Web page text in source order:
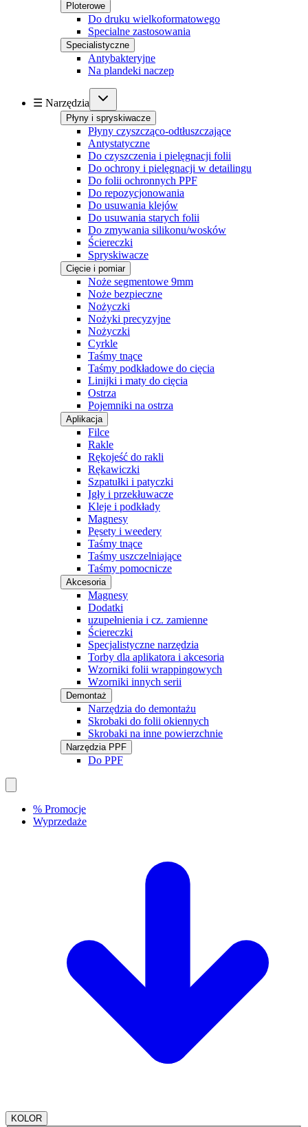
Ploterowe
Do druku wielkoformatowego
Specialne zastosowania
Specialistyczne
Antybakteryjne
Na plandeki naczep
☰ Narzędzia
Płyny i spryskiwacze
Płyny czyszcząco-odtłuszczające
Antystatyczne
Do czyszczenia i pielęgnacji folii
Do ochrony i pielęgnacji w detailingu
Do folii ochronnych PPF
Do repozycjonowania
Do usuwania klejów
Do usuwania starych folii
Do zmywania silikonu/wosków
Ściereczki
Spryskiwacze
Cięcie i pomiar
Noże segmentowe 9mm
Noże bezpieczne
Nożyczki
Nożyki precyzyjne
Nożyczki
Cyrkle
Taśmy tnące
Taśmy podkładowe do cięcia
Linijki i maty do cięcia
Ostrza
Pojemniki na ostrza
Aplikacja
Filce
Rakle
Rękojeść do rakli
Rękawiczki
Szpatułki i patyczki
Igły i przekłuwacze
Kleje i podkłady
Magnesy
Pęsety i weedery
Taśmy tnące
Taśmy uszczelniające
Taśmy pomocnicze
Akcesoria
Magnesy
Dodatki
uzupełnienia i cz. zamienne
Ściereczki
Specjalistyczne narzędzia
Torby dla aplikatora i akcesoria
Wzorniki folii wrappingowych
Wzorniki innych serii
Demontaż
Narzędzia do demontażu
Skrobaki do folii okiennych
Skrobaki na inne powierzchnie
Narzędzia PPF
Do PPF
% Promocje
Wyprzedaże
KOLOR